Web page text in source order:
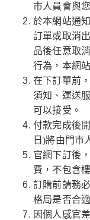
市人員會與
於本網站通
訂單或取消
品後任意取
行為，本網
在下訂單前
須知、運送
可以接受。
付款完成後
日)將由門市
官網下訂後
費，不包含
訂購前請務
格局是否合適
因個人感官